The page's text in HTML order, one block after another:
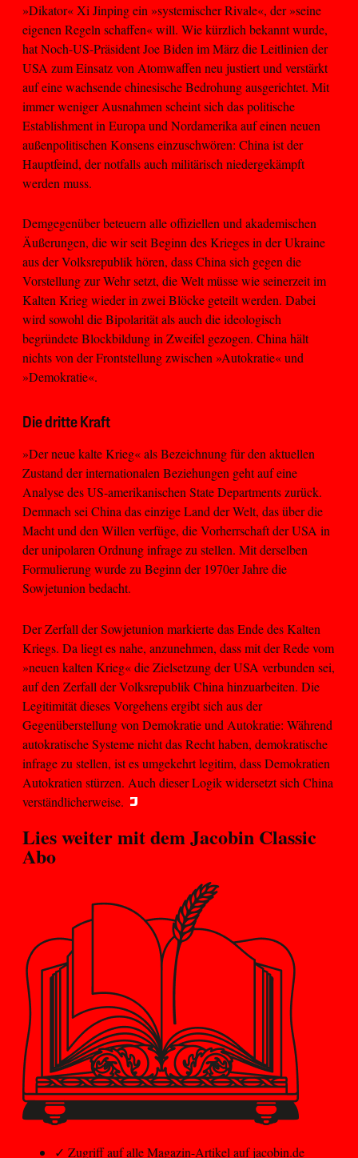
»Dikator« Xi Jinping ein »systemischer Rivale«, der »seine
eigenen Regeln schaffen« will. Wie kürzlich bekannt wurde,
hat Noch-US-Präsident Joe Biden im März die Leitlinien der
USA zum Einsatz von Atomwaffen neu justiert und verstärkt
auf eine wachsende chinesische Bedrohung ausgerichtet. Mit
immer weniger Ausnahmen scheint sich das politische
Establishment in Europa und Nordamerika auf einen neuen
außenpolitischen Konsens einzuschwören: China ist der
Hauptfeind, der notfalls auch militärisch niedergekämpft
werden muss.
Demgegenüber beteuern alle offiziellen und akademischen
Äußerungen, die wir seit Beginn des Krieges in der Ukraine
aus der Volksrepublik hören, dass China sich gegen die
Vorstellung zur Wehr setzt, die Welt müsse wie seinerzeit im
Kalten Krieg wieder in zwei Blöcke geteilt werden. Dabei
wird sowohl die Bipolarität als auch die ideologisch
begründete Blockbildung in Zweifel gezogen. China hält
nichts von der Frontstellung zwischen »Autokratie« und
»Demokratie«.
Die dritte Kraft
»Der neue kalte Krieg« als Bezeichnung für den aktuellen
Zustand der internationalen Beziehungen geht auf eine
Analyse des US-amerikanischen State Departments zurück.
Demnach sei China das einzige Land der Welt, das über die
Macht und den Willen verfüge, die Vorherrschaft der USA in
der unipolaren Ordnung infrage zu stellen. Mit derselben
Formulierung wurde zu Beginn der 1970er Jahre die
Sowjetunion bedacht.
Der Zerfall der Sowjetunion markierte das Ende des Kalten
Kriegs. Da liegt es nahe, anzunehmen, dass mit der Rede vom
»neuen kalten Krieg« die Zielsetzung der USA verbunden sei,
auf den Zerfall der Volksrepublik China hinzuarbeiten. Die
Legitimität dieses Vorgehens ergibt sich aus der
Gegenüberstellung von Demokratie und Autokratie: Während
autokratische Systeme nicht das Recht haben, demokratische
infrage zu stellen, ist es umgekehrt legitim, dass Demokratien
Autokratien stürzen. Auch dieser Logik widersetzt sich China
verständlicherweise.
Lies weiter mit demJacobin Classic
Abo
✓ Zugriff auf alle Magazin-Artikel auf jacobin.de